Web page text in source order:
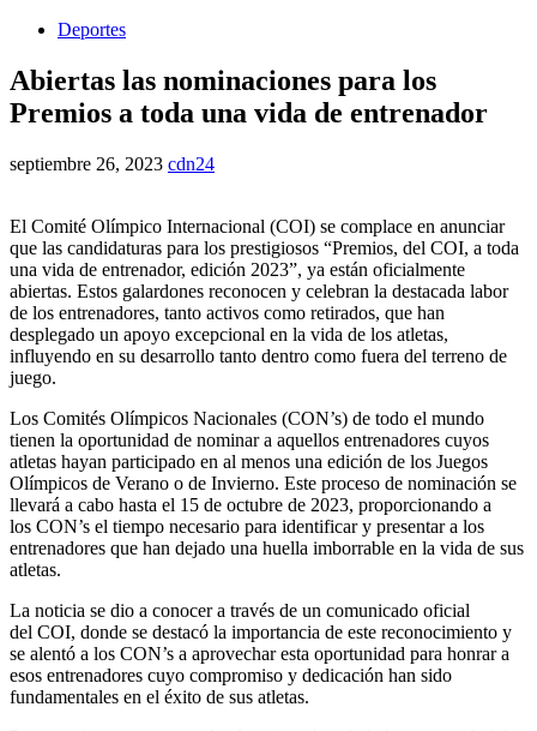
Deportes
Abiertas las nominaciones para los
Premios a toda una vida de entrenador
septiembre 26, 2023 cdn24
El Comité Olímpico Internacional (COI) se complace en anunciar
que las candidaturas para los prestigiosos “Premios, del COI, a toda
una vida de entrenador, edición 2023”, ya están oficialmente
abiertas. Estos galardones reconocen y celebran la destacada labor
de los entrenadores, tanto activos como retirados, que han
desplegado un apoyo excepcional en la vida de los atletas,
influyendo en su desarrollo tanto dentro como fuera del terreno de
juego.
Los Comités Olímpicos Nacionales (CON’s) de todo el mundo
tienen la oportunidad de nominar a aquellos entrenadores cuyos
atletas hayan participado en al menos una edición de los Juegos
Olímpicos de Verano o de Invierno. Este proceso de nominación se
llevará a cabo hasta el 15 de octubre de 2023, proporcionando a
los CON’s el tiempo necesario para identificar y presentar a los
entrenadores que han dejado una huella imborrable en la vida de sus
atletas.
La noticia se dio a conocer a través de un comunicado oficial
del COI, donde se destacó la importancia de este reconocimiento y
se alentó a los CON’s a aprovechar esta oportunidad para honrar a
esos entrenadores cuyo compromiso y dedicación han sido
fundamentales en el éxito de sus atletas.